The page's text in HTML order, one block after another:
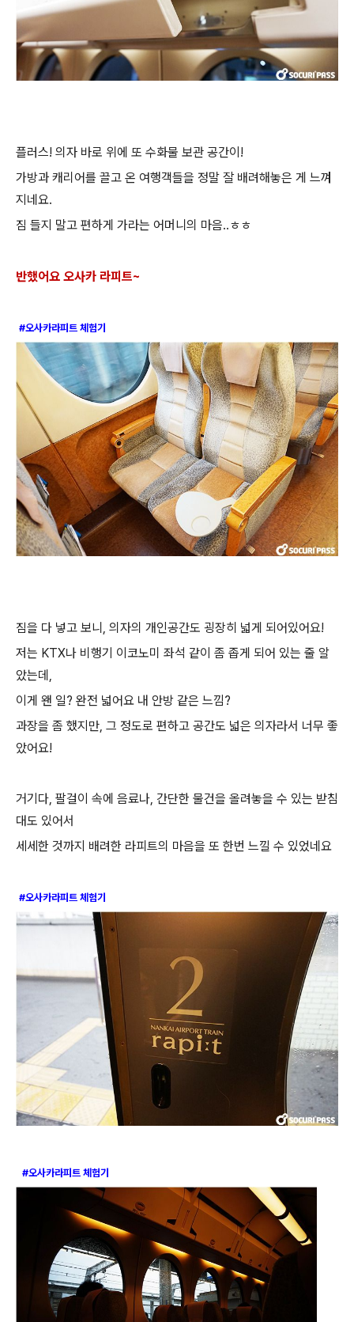
플러스! 의자 바로 위에 또 수화물 보관 공간이 !
가방과 캐리어를 끌고 온 여행객들을 정말 잘 배려해놓은 게 느껴
지네요.
짐 들지 말고 편하게 가라는 어머니의 마음..ㅎㅎ
반했어요 오사카 라피트~
#오사카라피트 체험기
짐을 다 넣고 보니 , 의자의 개인공간도 굉장히 넓게 되어있어요!
저는 KTX나 비행기 이코노미 좌석 같이 좀 좁게 되어 있는 줄 알
았는데 ,
이게 왠 일? 완전 넓어요 내 안방 같은 느낌?
과장을 좀 했지만, 그 정도로 편하고 공간도 넓은 의자라서 너무 좋
았어요!
거기다, 팔걸이 속에 음료나, 간단한 물건을 올려놓을 수 있는 받침
대도 있어서
세세한 것까지 배려한 라피트의 마음을 또 한번 느낄 수 있었네요
#오사카라피트 체험기
#오사카라피트 체험기